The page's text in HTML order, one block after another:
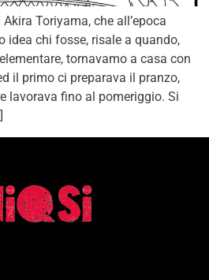
Toriyama, che all’epoca
idea chi fosse, risale a quando,
tornavamo a casa con
il primo ci preparava il pranzo,
lavorava fino al pomeriggio. Si